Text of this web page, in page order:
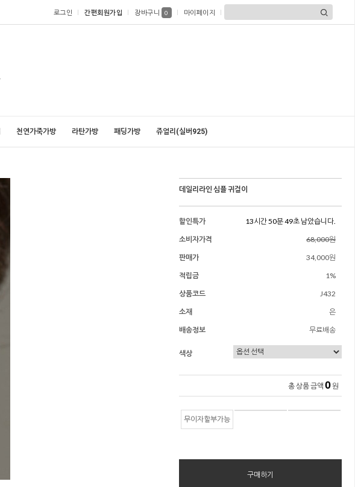
로그인 간편회원가입 장바구니 0 마이페이지
천연가죽가방 라탄가방 패딩가방 쥬얼리(실버925)
데일리라인 심플 귀걸이
할인특가
13시간 50분 48초 남았습니다.
소비자가격
68,000원
판매가
34,000원
적립금
1%
상품코드
J432
소재
은
배송정보
무료배송
색상
총 상품 금액 0 원
무이자할부가능
구매하기